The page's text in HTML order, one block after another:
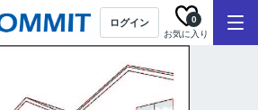
ログイン
お気に入り
0